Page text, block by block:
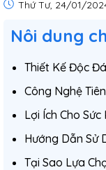
Thứ Tư, 24/01/
Nôi dung
Thiết Kế Độc
Công Nghệ
Lợi Ích Cho Sức
Hướng Dẫn Sử
Tại Sao Lựa